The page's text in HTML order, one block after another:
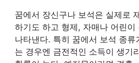
꿈에서 장신구나 보석은 실제로
하기도 하고 형제, 자매나 어린이
나타낸다. 특히 꿈에서 보석 종류
는 경우엔 금전적인 소득이 생기